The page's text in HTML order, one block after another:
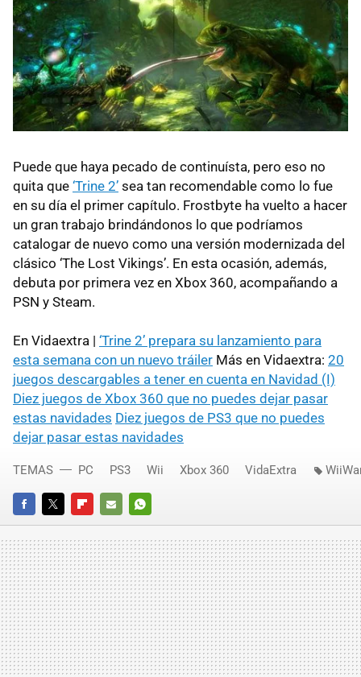
Puede que haya pecado de continuísta, pero eso no
quita que ‘Trine 2’ sea tan recomendable como lo fue
en su día el primer capítulo. Frostbyte ha vuelto a hacer
un gran trabajo brindándonos lo que podríamos
catalogar de nuevo como una versión modernizada del
clásico ‘The Lost Vikings’. En esta ocasión, además,
debuta por primera vez en Xbox 360, acompañando a
PSN y Steam.
En Vidaextra | ‘Trine 2’ prepara su lanzamiento para
esta semana con un nuevo tráiler Más en Vidaextra: 20
juegos descargables a tener en cuenta en Navidad (I)
Diez juegos de Xbox 360 que no puedes dejar pasar
estas navidades Diez juegos de PS3 que no puedes
dejar pasar estas navidades
FACEBOOKTWITTERFLIPBOARD
E-
MAIL
WHATSAPP
TEMAS PC PS3 Wii Xbox 360 VidaExtra